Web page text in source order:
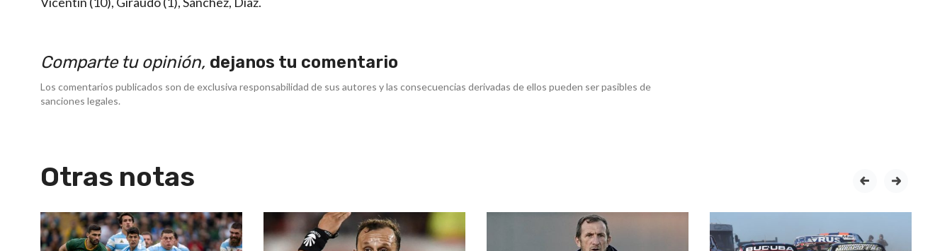
Comparte tu opinión, dejanos tu comentario
Los comentarios publicados son de exclusiva responsabilidad de sus autores y las consecuencias derivadas de ellos pueden ser pasibles de
sanciones legales.
Otras notas prev next